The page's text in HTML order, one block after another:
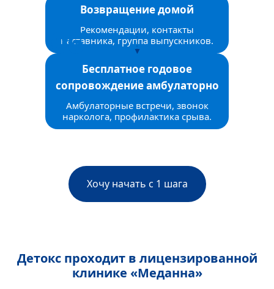
Возвращение домой
Рекомендации, контакты
наставника, группа выпускников.
Бесплатное годовое
сопровождение амбулаторно
Амбулаторные встречи, звонок
нарколога, профилактика срыва.
Хочу начать с 1 шага
Детокс проходит в лицензированной
клинике «Меданна»